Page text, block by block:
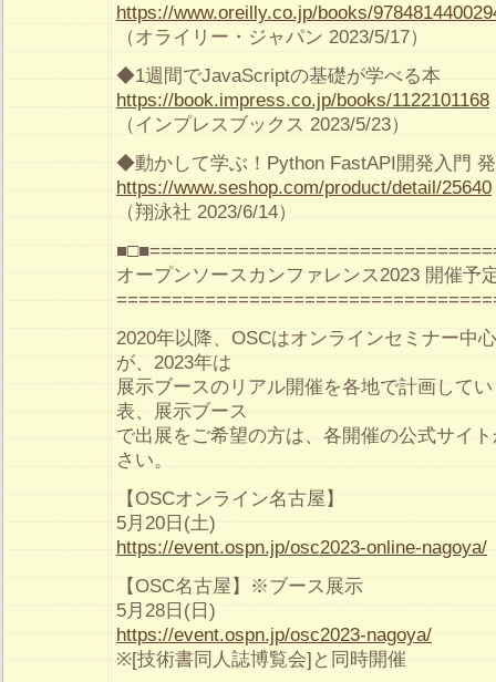
https://www.oreilly.co.jp/books/
（オライリー・ジャパン 2023/5/17）
◆1週間でJavaScriptの基礎が学べる本
https://book.impress.co.jp/books/1122101168
（インプレスブックス 2023/5/23）
◆動かして学ぶ！Python FastAPI開発入門
https://www.seshop.com/product/detail/25640
（翔泳社 2023/6/14）
オープンソースカンファレンス2023 開催予
2020年以降、OSCはオンラインセミナー中
が、2023年は
展示ブースのリアル開催を各地で計画して
表、展示ブース
で出展をご希望の方は、各開催の公式サイ
さい。
【OSCオンライン名古屋】
5月20日(土)
https://event.ospn.jp/osc2023-online-nagoya/
【OSC名古屋】※ブース展示
5月28日(日)
https://event.ospn.jp/osc2023-nagoya/
※[技術書同人誌博覧会]と同時開催